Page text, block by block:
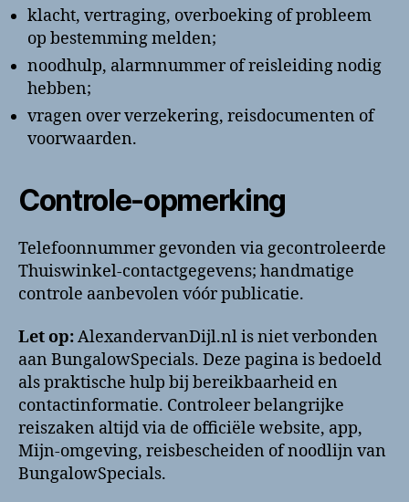
klacht, vertraging, overboeking of probleem
op bestemming melden;
noodhulp, alarmnummer of reisleiding nodig
hebben;
vragen over verzekering, reisdocumenten of
voorwaarden.
Controle-opmerking
Telefoonnummer gevonden via gecontroleerde
Thuiswinkel-contactgegevens; handmatige
controle aanbevolen vóór publicatie.
Let op:AlexandervanDijl.nl is niet verbonden
aan BungalowSpecials. Deze pagina is bedoeld
als praktische hulp bij bereikbaarheid en
contactinformatie. Controleer belangrijke
reiszaken altijd via de officiële website, app,
Mijn-omgeving, reisbescheiden of noodlijn van
BungalowSpecials.